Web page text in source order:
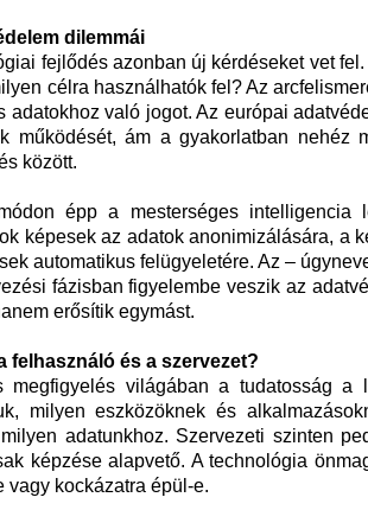
dilemmái
fejlődés azonban új kérdéseket vet
célra használhatók fel? Az
adatokhoz való jogot. Az európai
működését, ám a gyakorlatban
között.
épp a mesterséges
képesek az adatok anonimizálására, a
automatikus felügyeletére. Az –
fázisban figyelembe veszik az
erősítik egymást.
felhasználó és a szervezet?
megfigyelés világában a tudatosság a
milyen eszközöknek és
adatunkhoz. Szervezeti szinten
képzése alapvető. A technológia
vagy kockázatra épül-e.